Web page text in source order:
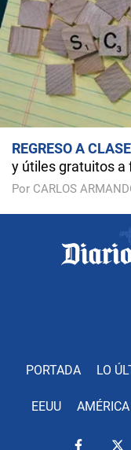
REGRESO A
y útiles gratuitos a
Por CARLOS
PORTADA LO
EEUU